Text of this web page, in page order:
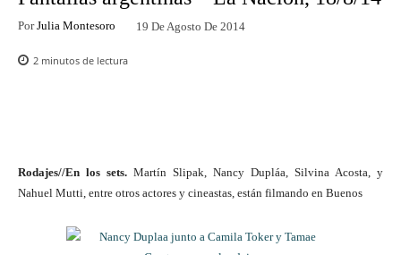
Por Julia Montesoro 19 De Agosto De 2014
2 minutos de lectura
Rodajes//En los sets. Martín Slipak, Nancy Dupláa, Silvina Acosta, y
Nahuel Mutti, entre otros actores y cineastas, están filmando en Buenos